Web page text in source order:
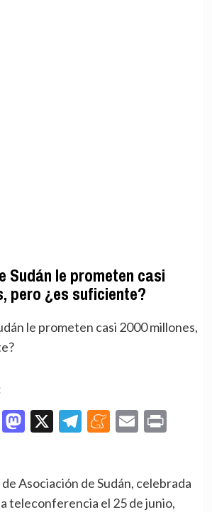
Sudán le prometen casi
pero ¿es suficiente?
Mastodon
X Telegram
Meneame
Email
Asociación de Sudán, celebrada
teleconferencia el 25 de junio,